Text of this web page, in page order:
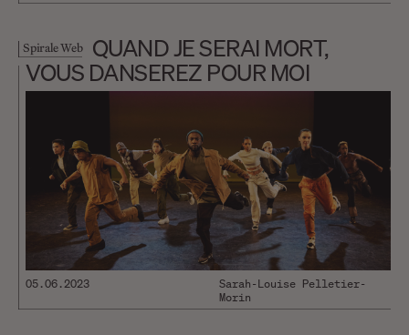
Spirale Web
QUAND JE SERAI MORT,
VOUS DANSEREZ POUR MOI
05.06.2023
Sarah-Louise Pelletier-
Morin